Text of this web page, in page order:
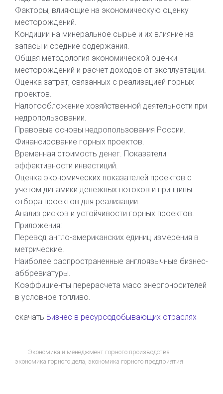
Факторы, влияющие на экономическую оценку
месторождений.
Кондиции на минеральное сырье и их влияние на
запасы и средние содержания.
Общая методология экономической оценки
месторождений и расчет доходов от эксплуатации.
Оценка затрат, связанных с реализацией горных
проектов.
Налогообложение хозяйственной деятельности при
недропользовании.
Правовые основы недропользования России.
Финансирование горных проектов.
Временная стоимость денег. Показатели
эффективности инвестиций.
Оценка экономических показателей проектов с
учетом динамики денежных потоков и принципы
отбора проектов для реализации.
Анализ рисков и устойчивости горных проектов.
Приложения:
Перевод англо-американских единиц измерения в
метрические.
Наиболее распространенные англоязычные бизнес-
аббревиатуры.
Коэффициенты перерасчета масс энергоносителей
в условное топливо.
скачать Бизнес в ресурсодобывающих отраслях
Экономика и менеджмент горного производства
экономика горного дела, экономика горного предприятия